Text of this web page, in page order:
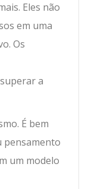
Eles não
em uma
Os
a
É bem
pensamento
um modelo